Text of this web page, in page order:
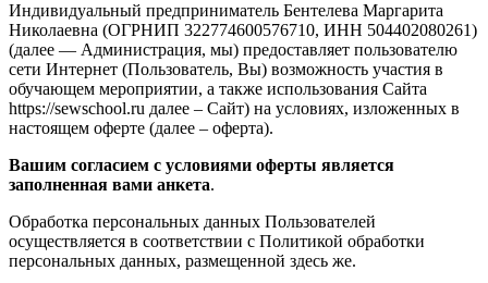
Индивидуальный предприниматель Бентелева Маргарита
Николаевна (ОГРНИП 322774600576710, ИНН 504402080261)
(далее — Администрация, мы) предоставляет пользователю
сети Интернет (Пользователь, Вы) возможность участия в
обучающем мероприятии, а также использования Сайта
https://sewschool.ru далее – Сайт) на условиях, изложенных в
настоящем оферте (далее – оферта).
Вашим согласием с условиями оферты является
заполненная вами анкета.
Обработка персональных данных Пользователей
осуществляется в соответствии с Политикой обработки
персональных данных, размещенной здесь же.